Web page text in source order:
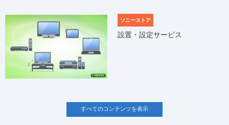
ソニーストア
設置・設定サービス
すべてのコンテンツを表示